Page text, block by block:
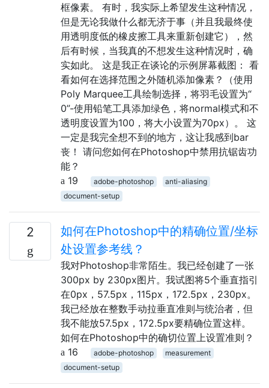
框像素。 有时，我实际上希望发生这种情况，
但是无论我做什么都无济于事（并且我最终使
用透明度低的橡皮擦工具来重新创建它），然
后有时候，当我真的不想发生这种情况时，确
实如此。 这是我正在谈论的示例屏幕截图： 看
看如何在选择范围之外随机添加像素？（使用
Poly Marquee工具绘制选择，将羽毛设置为“
0”-使用铅笔工具添加绿色，将normal模式和不
透明度设置为100，将大小设置为70px）。 这
一定是我完全想不到的地方，这让我感到bar
丧！ 请问您如何在Photoshop中禁用抗锯齿功
能？
19
adobe-photoshop
anti-aliasing
document-setup
2
如何在Photoshop中的精确位置/坐标
处设置参考线？
我对Photoshop非常陌生。我已经创建了一张
300px by 230px图片。我试图将5个垂直指引
在0px，57.5px，115px，172.5px，230px。
我已经放在整数手动拉垂直准则与统治者，但
我不能放57.5px，172.5px要精确位置这样。
如何在Photoshop中的确切位置上设置准则？
16
adobe-photoshop
measurement
document-setup